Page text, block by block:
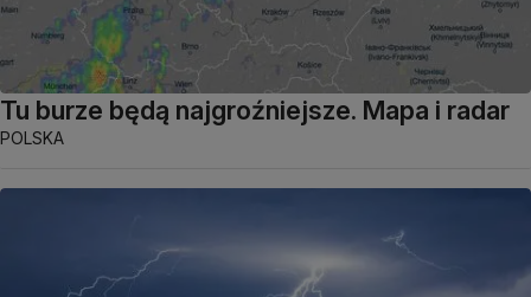
Tu burze będą najgroźniejsze. Mapa i radar
POLSKA